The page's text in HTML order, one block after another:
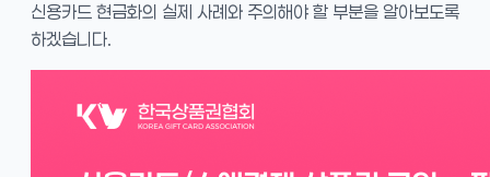
신용카드 현금화의 실제 사례와 주의해야 할 부분을 알아보도록
하겠습니다.